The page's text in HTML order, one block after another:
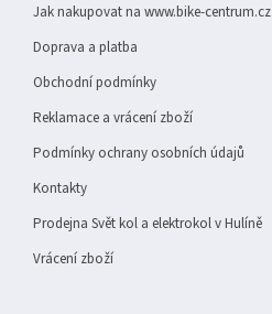
Jak nakupovat na www.bike-centrum.cz
Doprava a platba
Obchodní podmínky
Reklamace a vrácení zboží
Podmínky ochrany osobních údajů
Kontakty
Prodejna Svět kol a elektrokol v Hulíně
Vrácení zboží